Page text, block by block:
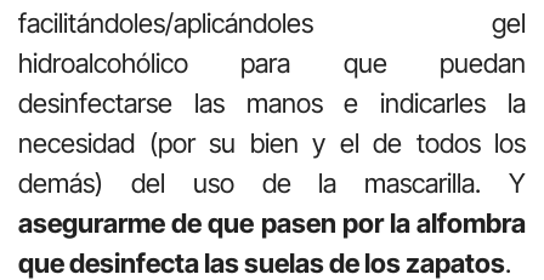
facilitándoles/aplicándoles gel
hidroalcohólico para que puedan
desinfectarse las manos e indicarles la
necesidad (por su bien y el de todos los
demás) del uso de la mascarilla. Y
asegurarme de que pasen por la alfombra
que desinfecta las suelas de los zapatos.